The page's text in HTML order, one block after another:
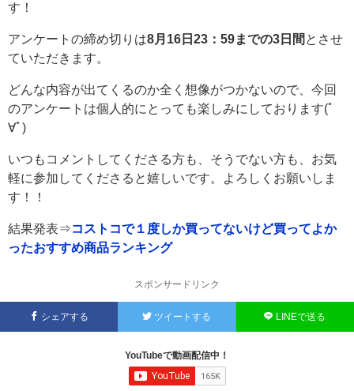
す！
アンケートの締め切りは8月16日23：59までの3日間 とさせ
ていただきます。
どんな内容が出てくるのか全く想像がつかないので、今回
のアンケートは個人的にとっても楽しみにしております(ﾟ
∀ﾟ)
いつもコメントしてくださる方も、そうでない方も、お気
軽に参加してくださると嬉しいです。よろしくお願いしま
す！！
結果発表⇒コストコで１度しか買ってないけど買ってよか
ったおすすめ商品ランキング
スポンサードリンク
シェアする ツイートする LINEで送る
YouTubeで動画配信中！